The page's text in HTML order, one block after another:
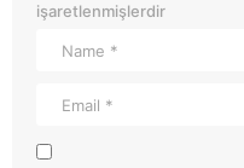
işaretlenmişlerdir